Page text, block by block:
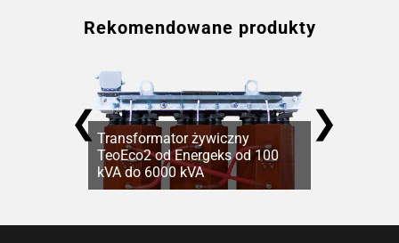
Rekomendowane produkty
❮Transformator żywiczny
TeoEco2 od Energeks od 100
kVA do 6000 kVA
❯